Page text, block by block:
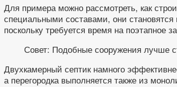
Для примера можно рассмотреть, как
специальными составами, они
поскольку требуется время на поэтапное
Совет: Подобные сооружения лучше
Двухкамерный септик намного
а перегородка выполняется также из